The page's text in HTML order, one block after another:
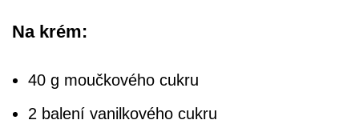
Na krém:
40 g moučkového cukru
2 balení vanilkového cukru